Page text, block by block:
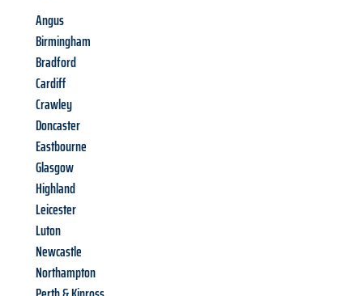
Angus
Birmingham
Bradford
Cardiff
Crawley
Doncaster
Eastbourne
Glasgow
Highland
Leicester
Luton
Newcastle
Northampton